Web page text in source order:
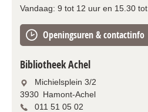
Vandaag: 9 tot 12 uur en 15.30 tot
Openingsuren & contactinfo
Bibliotheek Achel
Michielsplein 3/2
3930 Hamont-Achel
011 51 05 02